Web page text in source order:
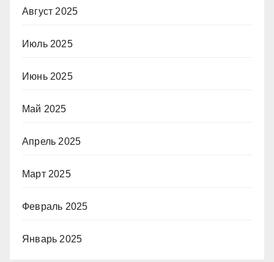
Август 2025
Июль 2025
Июнь 2025
Май 2025
Апрель 2025
Март 2025
Февраль 2025
Январь 2025